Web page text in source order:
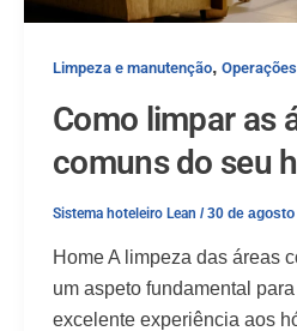
Limpeza e manutenção,
Como limpar as
comuns do seu
Sistema hoteleiro Lean /30 de
Home A limpeza das áreas
um aspeto fundamental
excelente experiência aos